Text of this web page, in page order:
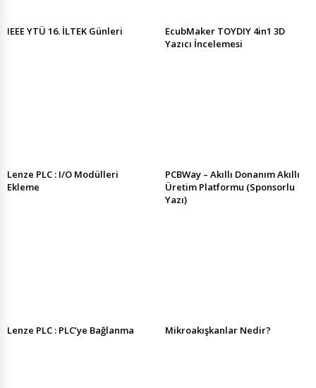
IEEE YTÜ 16. İLTEK Günleri
EcubMaker TOYDIY 4in1 3D
Yazıcı İncelemesi
Lenze PLC : I/O Modülleri
Ekleme
PCBWay – Akıllı Donanım Akıllı
Üretim Platformu (Sponsorlu
Yazı)
Lenze PLC : PLC’ye Bağlanma Mikroakışkanlar Nedir?